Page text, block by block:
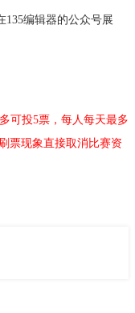
135编辑器的公众号展
可投5票， 每人每天最多
票现象直接取消比赛资